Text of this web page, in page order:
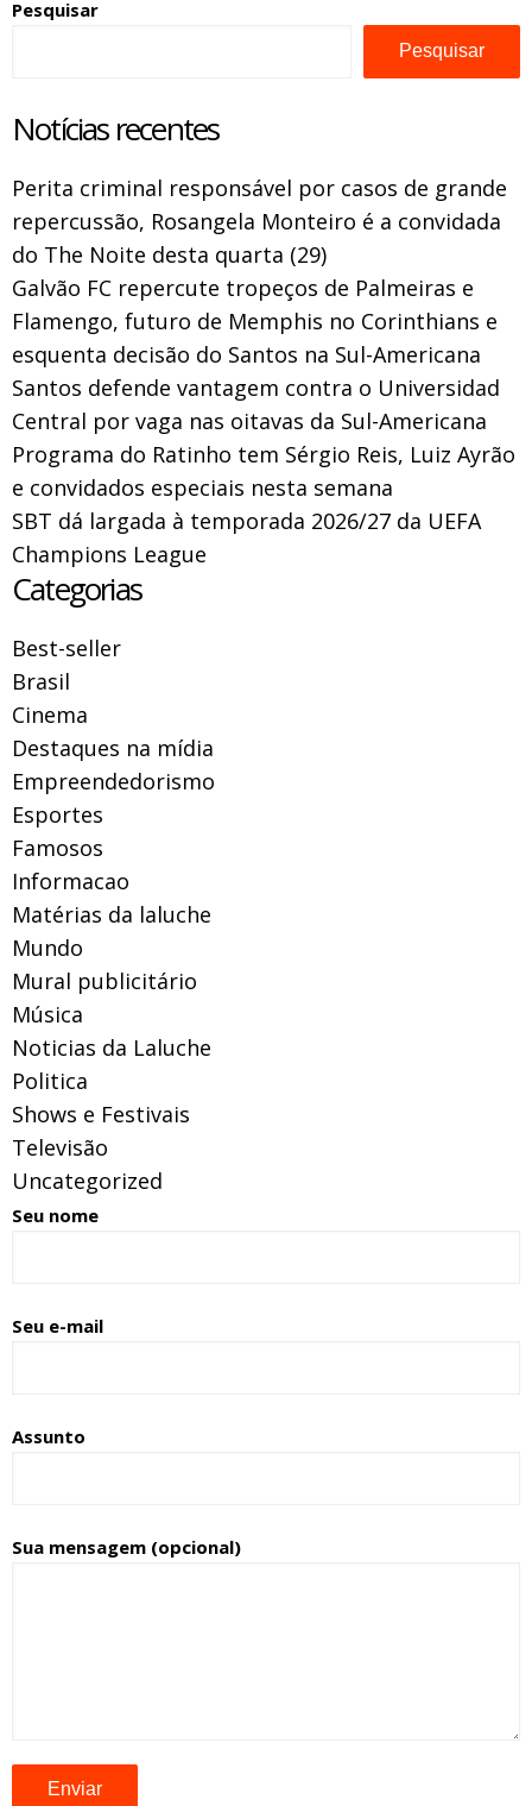
Pesquisar
Pesquisar
Notícias recentes
Perita criminal responsável por casos de grande
repercussão, Rosangela Monteiro é a convidada
do The Noite desta quarta (29)
Galvão FC repercute tropeços de Palmeiras e
Flamengo, futuro de Memphis no Corinthians e
esquenta decisão do Santos na Sul-Americana
Santos defende vantagem contra o Universidad
Central por vaga nas oitavas da Sul-Americana
Programa do Ratinho tem Sérgio Reis, Luiz Ayrão
e convidados especiais nesta semana
SBT dá largada à temporada 2026/27 da UEFA
Champions League
Categorias
Best-seller
Brasil
Cinema
Destaques na mídia
Empreendedorismo
Esportes
Famosos
Informacao
Matérias da laluche
Mundo
Mural publicitário
Música
Noticias da Laluche
Politica
Shows e Festivais
Televisão
Uncategorized
Seu nome
Seu e-mail
Assunto
Sua mensagem (opcional)